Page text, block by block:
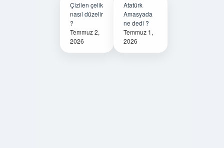
Çizilen çelik
nasıl düzelir
?
Temmuz 2,
2026
Atatürk
Amasyada
ne dedi ?
Temmuz 1,
2026